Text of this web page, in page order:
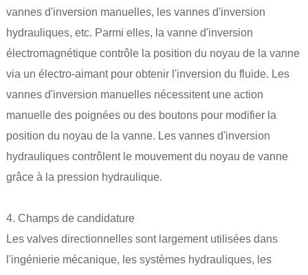
vannes d'inversion manuelles, les vannes d'inversion
hydrauliques, etc. Parmi elles, la vanne d'inversion
électromagnétique contrôle la position du noyau de la vanne
via un électro-aimant pour obtenir l'inversion du fluide. Les
vannes d'inversion manuelles nécessitent une action
manuelle des poignées ou des boutons pour modifier la
position du noyau de la vanne. Les vannes d'inversion
hydrauliques contrôlent le mouvement du noyau de vanne
grâce à la pression hydraulique.
4. Champs de candidature
Les valves directionnelles sont largement utilisées dans
l'ingénierie mécanique, les systèmes hydrauliques, les